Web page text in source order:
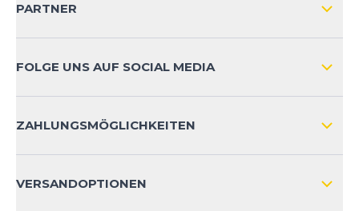
KONTAKT
PRODUKTSICHERHEIT
PARTNER
FOLGE UNS AUF SOCIAL MEDIA
ZAHLUNGSMÖGLICHKEITEN
VERSANDOPTIONEN